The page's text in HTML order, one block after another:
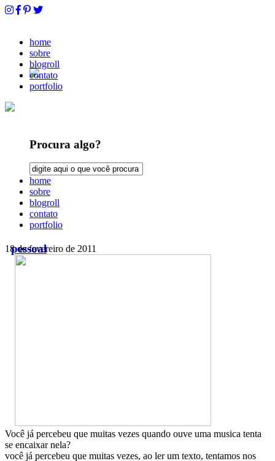
home
sobre
blogroll
contato
portfolio
Procura algo?
home
sobre
blogroll
contato
portfolio
pessoal
18 de fevereiro de 2011
Você já percebeu que muitas vezes quando ouve uma musica tenta
se encaixar nela?
você já percebeu que muitas vezes, ao ler um texto, tentamos nos